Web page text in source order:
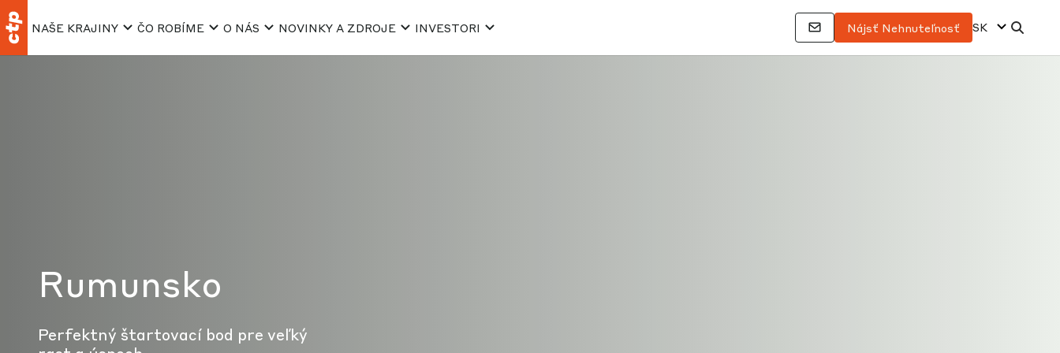
NAŠE KRAJINY ČO ROBÍME O NÁS NOVINKY A ZDROJE INVESTORI Nájsť Nehnuteľnosť SK
Rumunsko
Perfektný štartovací bod pre veľký